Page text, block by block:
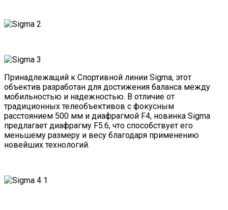
Принадлежащий к Спортивной линии Sigma, этот
объектив разработан для достижения баланса между
мобильностью и надежностью. В отличие от
традиционных телеобъективов с фокусным
расстоянием 500 мм и диафрагмой F4, новинка Sigma
предлагает диафрагму F5.6, что способствует его
меньшему размеру и весу благодаря применению
новейших технологий.